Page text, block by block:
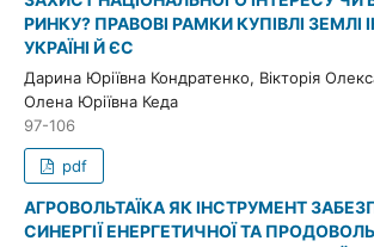
РИНКУ? ПРАВОВІ РАМКИ КУПІВЛІ
УКРАЇНІ Й ЄС
Дарина Юріївна Кондратенко, Вікторія
Олена Юріївна Кеда
97-106
pdf
АГРОВОЛЬТАЇКА ЯК ІНСТРУМЕНТ
СИНЕРГІЇ ЕНЕРГЕТИЧНОЇ ТА